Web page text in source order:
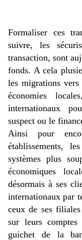
Formaliser ces
suivre, les
transaction, sont
fonds. A cela
les migrations vers
économies
internationaux
suspect ou le
Ainsi pour
établissements,
systèmes plus
économiques
désormais à ses
internationaux par
ceux de ses
sur leurs
guichet de la